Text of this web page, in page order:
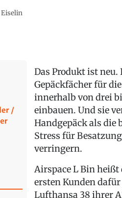
Eiselin
/
Das Produkt ist
Gepäckfächer für
innerhalb von drei
einbauen. Und sie
Handgepäck als die
Stress für
verringern.
Airspace L Bin heißt
ersten Kunden
Lufthansa 38 ihrer